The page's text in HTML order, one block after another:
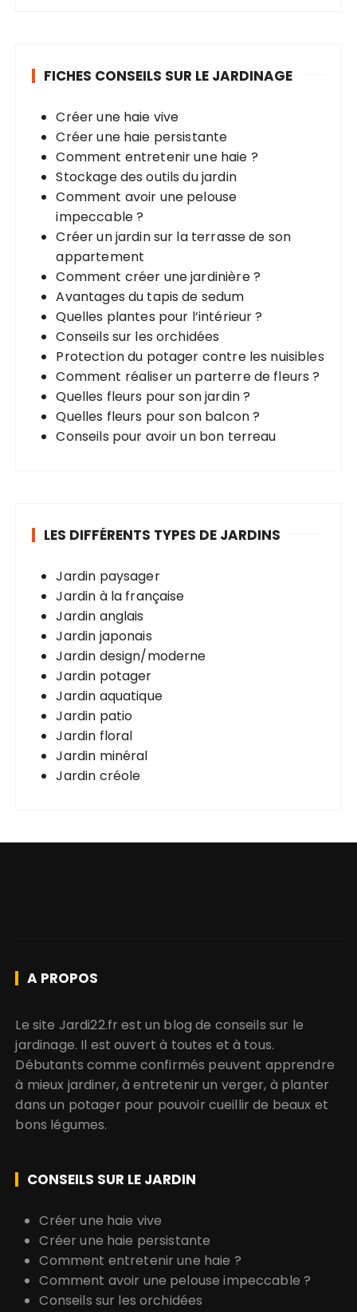
FICHES CONSEILS SUR LE JARDINAGE
Créer une haie vive
Créer une haie persistante
Comment entretenir une haie ?
Stockage des outils du jardin
Comment avoir une pelouse
impeccable ?
Créer un jardin sur la terrasse de son
appartement
Comment créer une jardinière ?
Avantages du tapis de sedum
Quelles plantes pour l’intérieur ?
Conseils sur les orchidées
Protection du potager contre les nuisibles
Comment réaliser un parterre de fleurs ?
Quelles fleurs pour son jardin ?
Quelles fleurs pour son balcon ?
Conseils pour avoir un bon terreau
LES DIFFÉRENTS TYPES DE JARDINS
Jardin paysager
Jardin à la française
Jardin anglais
Jardin japonais
Jardin design/moderne
Jardin potager
Jardin aquatique
Jardin patio
Jardin floral
Jardin minéral
Jardin créole
A PROPOS
Le site Jardi22.fr est un blog de conseils sur le
jardinage. Il est ouvert à toutes et à tous.
Débutants comme confirmés peuvent apprendre
à mieux jardiner, à entretenir un verger, à planter
dans un potager pour pouvoir cueillir de beaux et
bons légumes.
CONSEILS SUR LE JARDIN
Créer une haie vive
Créer une haie persistante
Comment entretenir une haie ?
Comment avoir une pelouse impeccable ?
Conseils sur les orchidées